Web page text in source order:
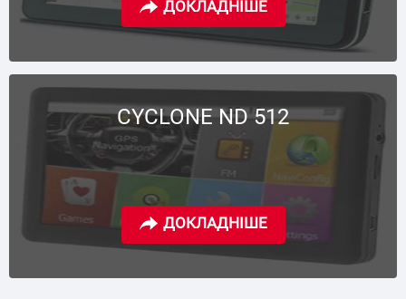
CYCLONE ND 512